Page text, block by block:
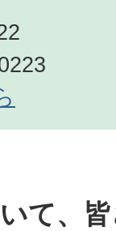
て、